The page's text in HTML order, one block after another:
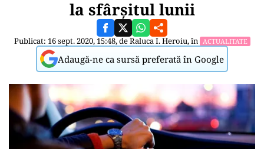
la sfârșitul lunii
Publicat: 16 sept. 2020, 15:48, deRaluca I. Heroiu, în ACTUALITATE
Adaugă-ne ca sursă preferată în Google